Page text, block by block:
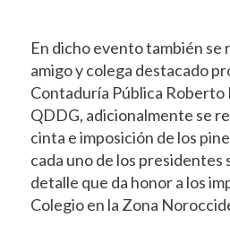
En dicho evento también
amigo y colega destacado
Contaduría Pública
QDDG, adicionalmente se
cinta e imposición de los
cada uno de los presidentes
detalle que da honor a los
Colegio en la Zona